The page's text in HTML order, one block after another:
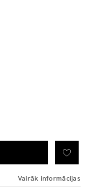
Vairāk informācijas